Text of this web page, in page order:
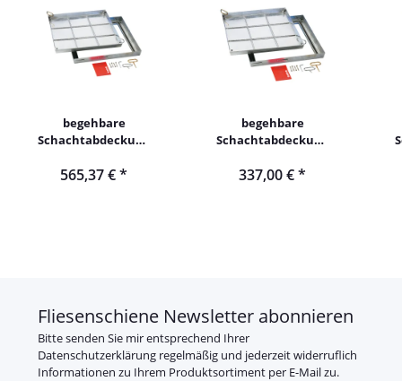
begehbare
Schachtabdeckung
befliesbar
565,37 €*
begehbare
Schachtabdeckung
337,00 €*
Fliesenschiene Newsletter abonnieren
Bitte senden Sie mir entsprechend Ihrer
Datenschutzerklärung regelmäßig und jederzeit widerruflich
Informationen zu Ihrem Produktsortiment per E-Mail zu.